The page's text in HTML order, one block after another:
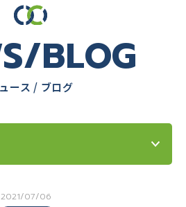
BLOG
ース / ブログ
2021/07/06